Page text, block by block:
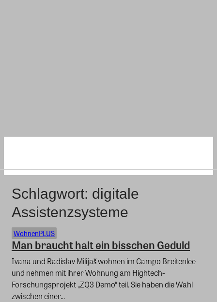
Schlagwort: digitale
Assistenzsysteme
WohnenPLUS
Man braucht halt ein bisschen Geduld
Ivana und Radislav Milijaš wohnen im Campo Breitenlee
und nehmen mit ihrer Wohnung am Hightech-
Forschungsprojekt „ZQ3 Demo“ teil. Sie haben die Wahl
zwischen einer...